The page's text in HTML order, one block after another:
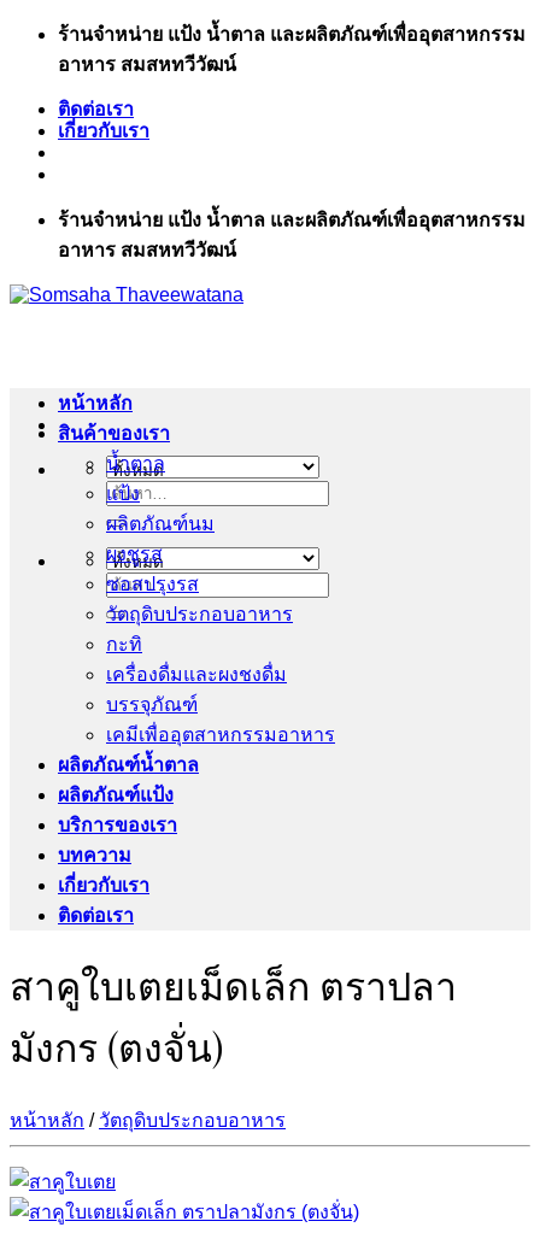
ข้าม
เนื้อหา
ร้านจำหน่าย แป้ง น้ำตาล และผลิตภัณฑ์เพื่ออุตสาหกรรม
อาหาร สมสหทวีวัฒน์
ติดต่อเรา
เกี่ยวกับเรา
ร้านจำหน่าย แป้ง น้ำตาล และผลิตภัณฑ์เพื่ออุตสาหกรรม
อาหาร สมสหทวีวัฒน์
ค้นหา:
ค้นหา:
หน้าหลัก
สินค้าของเรา
น้ำตาล
แป้ง
ผลิตภัณฑ์นม
ผงชูรส
ซอสปรุงรส
วัตถุดิบประกอบอาหาร
กะทิ
เครื่องดื่มและผงชงดื่ม
บรรจุภัณฑ์
เคมีเพื่ออุตสาหกรรมอาหาร
ผลิตภัณฑ์น้ำตาล
ผลิตภัณฑ์แป้ง
บริการของเรา
บทความ
เกี่ยวกับเรา
ติดต่อเรา
สาคูใบเตยเม็ดเล็ก ตราปลา
มังกร (ตงจั่น)
หน้าหลัก / วัตถุดิบประกอบอาหาร